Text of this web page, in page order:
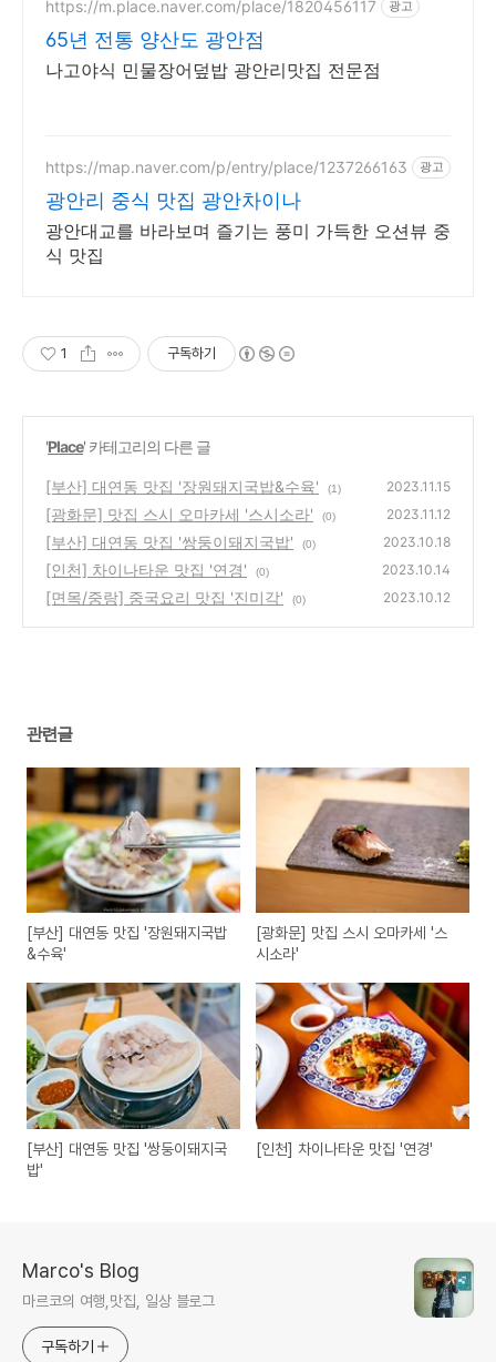
https://m.place.naver.com/place/1820456117 광고
65년 전통 양산도 광안점
나고야식 민물장어덮밥 광안리맛집 전문점
https://map.naver.com/p/entry/place/1237266163 광고
광안리 중식 맛집 광안차이나
광안대교를 바라보며 즐기는 풍미 가득한 오션뷰 중
식 맛집
1 구독하기
'Place' 카테고리의 다른 글
[부산] 대연동 맛집 '장원돼지국밥&수육' (1) 2023.11.15
[광화문] 맛집 스시 오마카세 '스시소라' (0) 2023.11.12
[부산] 대연동 맛집 '쌍둥이돼지국밥' (0) 2023.10.18
[인천] 차이나타운 맛집 '연경' (0) 2023.10.14
[면목/중랑] 중국요리 맛집 '진미각' (0) 2023.10.12
관련글
[부산] 대연동 맛집 '장원돼지국밥
&수육'
[광화문] 맛집 스시 오마카세 '스
시소라'
[부산] 대연동 맛집 '쌍둥이돼지국
밥'
[인천] 차이나타운 맛집 '연경'
Marco's Blog
마르코의 여행,맛집, 일상 블로그
구독하기